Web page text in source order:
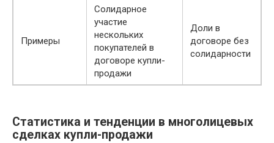
Примеры
Солидарное
участие
нескольких
покупателей в
договоре купли-
продажи
Доли в
договоре без
солидарности
Статистика и тенденции в многолицевых
сделках купли-продажи